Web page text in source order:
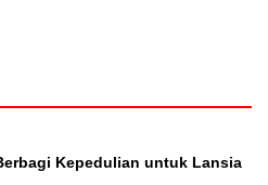
Kepedulian untuk Lansia